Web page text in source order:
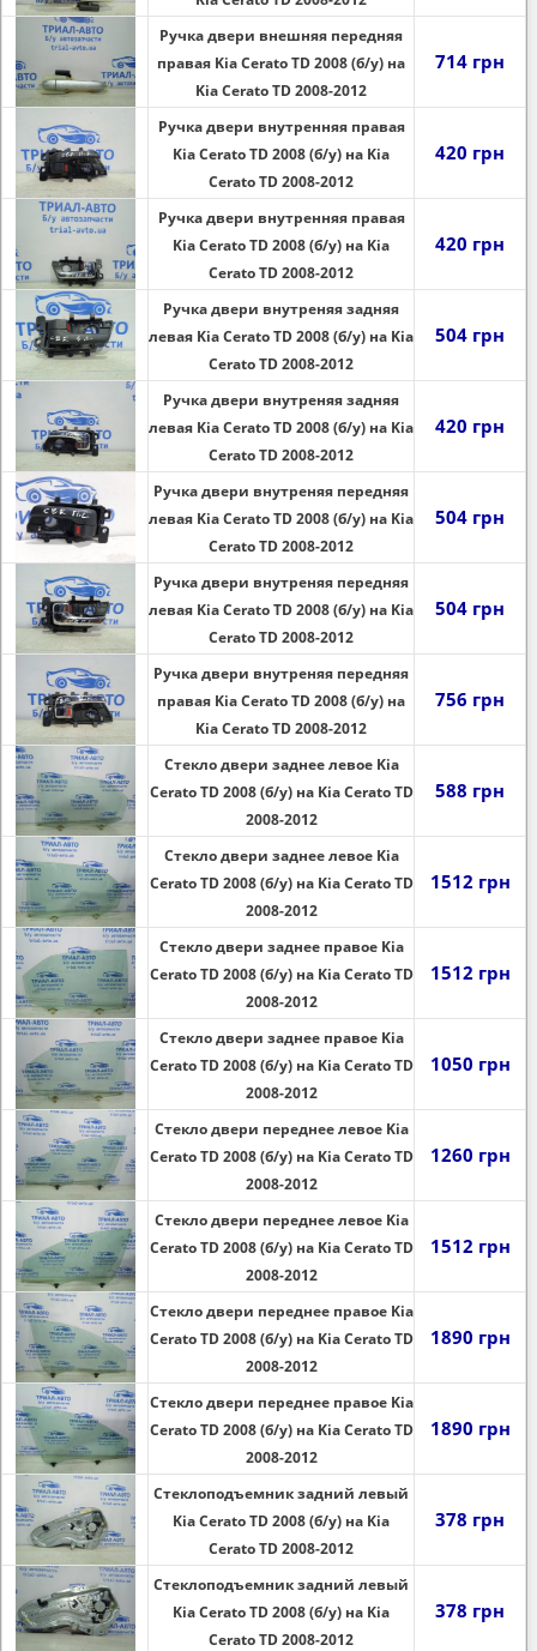
Ручка двери внешняя передняя
правая Kia Cerato TD 2008 (б/у) на
Kia Cerato TD 2008-2012
714 грн
Ручка двери внутренняя правая
Kia Cerato TD 2008 (б/у) на Kia
Cerato TD 2008-2012
420 грн
Ручка двери внутренняя правая
Kia Cerato TD 2008 (б/у) на Kia
Cerato TD 2008-2012
420 грн
Ручка двери внутреняя задняя
левая Kia Cerato TD 2008 (б/у) на Kia
Cerato TD 2008-2012
504 грн
Ручка двери внутреняя задняя
левая Kia Cerato TD 2008 (б/у) на Kia
Cerato TD 2008-2012
420 грн
Ручка двери внутреняя передняя
левая Kia Cerato TD 2008 (б/у) на Kia
Cerato TD 2008-2012
504 грн
Ручка двери внутреняя передняя
левая Kia Cerato TD 2008 (б/у) на Kia
Cerato TD 2008-2012
504 грн
Ручка двери внутреняя передняя
правая Kia Cerato TD 2008 (б/у) на
Kia Cerato TD 2008-2012
756 грн
Стекло двери заднее левое Kia
Cerato TD 2008 (б/у) на Kia Cerato TD
2008-2012
588 грн
Стекло двери заднее левое Kia
Cerato TD 2008 (б/у) на Kia Cerato TD
2008-2012
1512 грн
Стекло двери заднее правое Kia
Cerato TD 2008 (б/у) на Kia Cerato TD
2008-2012
1512 грн
Стекло двери заднее правое Kia
Cerato TD 2008 (б/у) на Kia Cerato TD
2008-2012
1050 грн
Стекло двери переднее левое Kia
Cerato TD 2008 (б/у) на Kia Cerato TD
2008-2012
1260 грн
Стекло двери переднее левое Kia
Cerato TD 2008 (б/у) на Kia Cerato TD
2008-2012
1512 грн
Стекло двери переднее правое Kia
Cerato TD 2008 (б/у) на Kia Cerato TD
2008-2012
1890 грн
Стекло двери переднее правое Kia
Cerato TD 2008 (б/у) на Kia Cerato TD
2008-2012
1890 грн
Стеклоподъемник задний левый
Kia Cerato TD 2008 (б/у) на Kia
Cerato TD 2008-2012
378 грн
Стеклоподъемник задний левый
Kia Cerato TD 2008 (б/у) на Kia
Cerato TD 2008-2012
378 грн